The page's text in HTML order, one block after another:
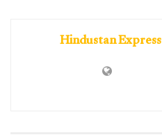
Hindustan Express